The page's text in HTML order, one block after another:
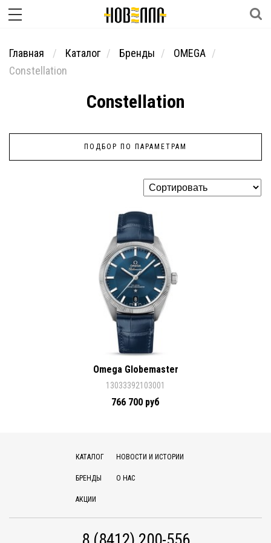
Главная Каталог Бренды
OMEGA
Constellation
Constellation
ПОДБОР ПО ПАРАМЕТРАМ
Omega Globemaster
13033392103001
766 700 руб
КАТАЛОГ
БРЕНДЫ
АКЦИИ
НОВОСТИ И ИСТОРИИ
О НАС